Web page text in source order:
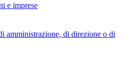
e imprese
amministrazione, di direzione o di